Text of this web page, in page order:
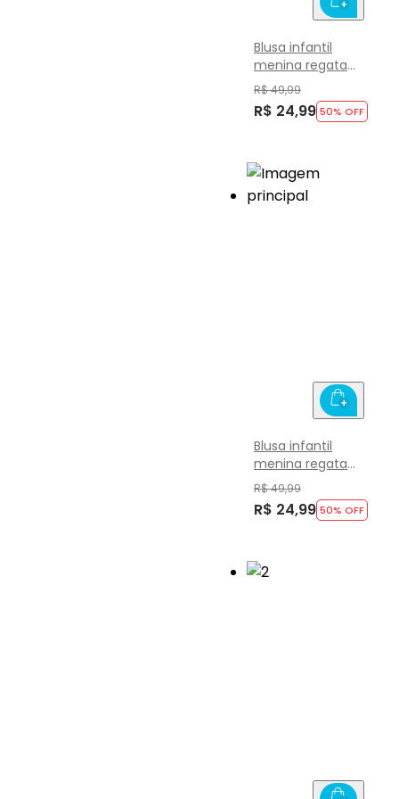
Blusa infantil
menina regata
em ribana Brandili
R$ 49,99
R$ 24,99 50% OFF
Blusa infantil
menina regata
em ribana Brandili
R$ 49,99
R$ 24,99 50% OFF